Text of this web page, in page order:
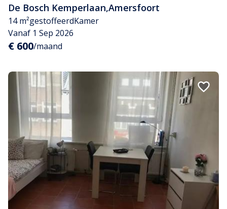
De Bosch Kemperlaan,Amersfoort
14 m²gestoffeerdKamer
Vanaf 1 Sep 2026
€ 600/maand